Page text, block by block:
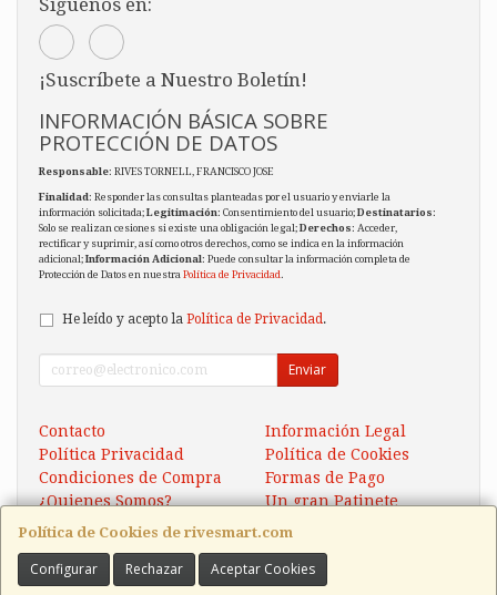
Política de Cookies de rivesmart.com
Configurar Rechazar Aceptar Cookies
¡Suscríbete a Nuestro Boletín!
INFORMACIÓN BÁSICA SOBRE
PROTECCIÓN DE DATOS
Responsable: RIVES TORNELL, FRANCISCO JOSE
Finalidad: Responder las consultas planteadas por el usuario y enviarle la
información solicitada;Legitimación: Consentimiento del usuario;Destinatarios:
Solo se realizan cesiones si existe una obligación legal;Derechos: Acceder,
rectificar y suprimir, así como otros derechos, como se indica en la información
adicional;Información Adicional: Puede consultar la información completa de
Protección de Datos en nuestra Política de Privacidad.
He leído y acepto la Política de Privacidad .
Enviar
Contacto
Información Legal
Política Privacidad
Política de Cookies
Condiciones de Compra
Formas de Pago
¿Quienes Somos?
Un gran Patinete
Contacto